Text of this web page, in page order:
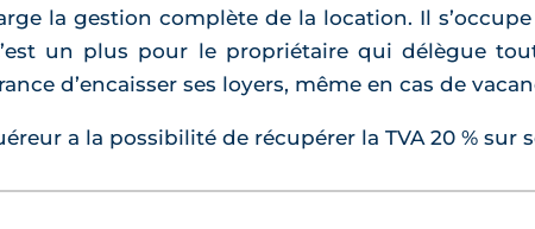
la gestion complète de la location. Il
un plus pour le propriétaire qui délègue
d’encaisser ses loyers, même en cas de
a la possibilité de récupérer la TVA 20 %